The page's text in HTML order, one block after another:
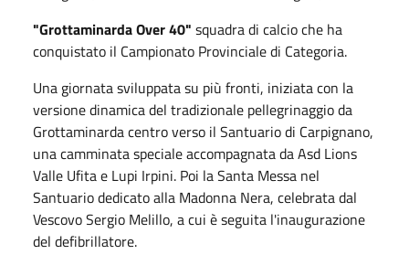
"Grottaminarda Over 40" squadra di calcio che ha
conquistato il Campionato Provinciale di Categoria.
Una giornata sviluppata su più fronti, iniziata con la
versione dinamica del tradizionale pellegrinaggio da
Grottaminarda centro verso il Santuario di Carpignano,
una camminata speciale accompagnata da Asd Lions
Valle Ufita e Lupi Irpini. Poi la Santa Messa nel
Santuario dedicato alla Madonna Nera, celebrata dal
Vescovo Sergio Melillo, a cui è seguita l'inaugurazione
del defibrillatore.